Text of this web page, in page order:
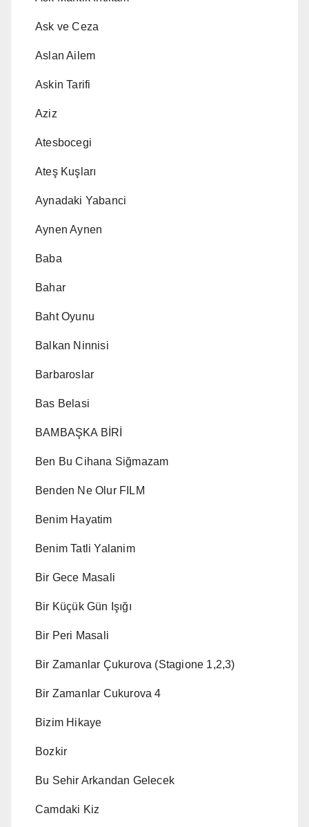
Ask ve Ceza
Aslan Ailem
Askin Tarifi
Aziz
Atesbocegi
Ateş Kuşları
Aynadaki Yabanci
Aynen Aynen
Baba
Bahar
Baht Oyunu
Balkan Ninnisi
Barbaroslar
Bas Belasi
BAMBAŞKA BİRİ
Ben Bu Cihana Siğmazam
Benden Ne Olur FILM
Benim Hayatim
Benim Tatli Yalanim
Bir Gece Masali
Bir Küçük Gün Işığı
Bir Peri Masali
Bir Zamanlar Çukurova (Stagione 1,2,3)
Bir Zamanlar Cukurova 4
Bizim Hikaye
Bozkir
Bu Sehir Arkandan Gelecek
Camdaki Kiz